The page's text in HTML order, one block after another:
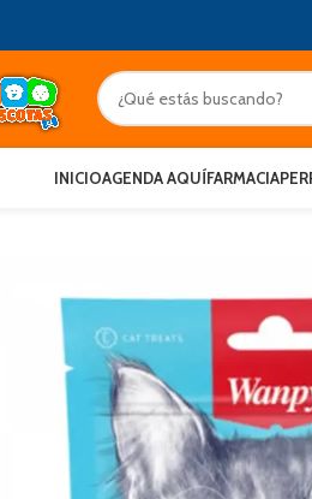
INICIOAGENDA AQUÍFARMACIA